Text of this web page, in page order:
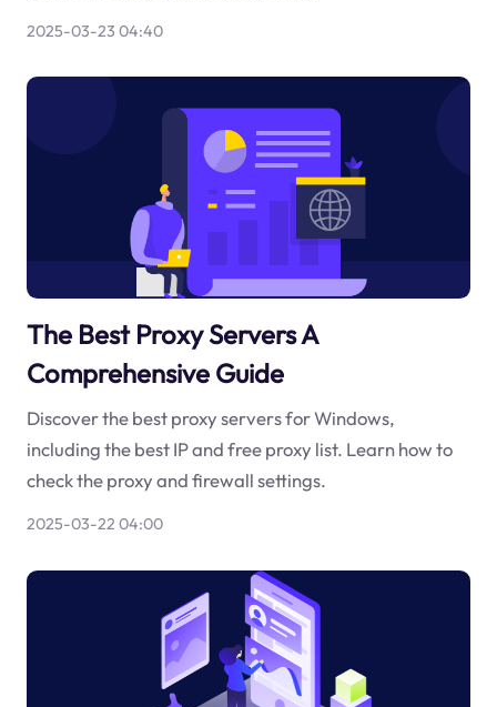
2025-03-23 04:40
The Best Proxy Servers A
Comprehensive Guide
Discover the best proxy servers for Windows,
including the best IP and free proxy list. Learn how to
check the proxy and firewall settings.
2025-03-22 04:00